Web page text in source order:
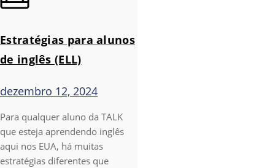
Estratégias para alunos
de inglês (ELL)
dezembro 12, 2024
Para qualquer aluno da TALK
que esteja aprendendo inglês
aqui nos EUA, há muitas
estratégias diferentes que